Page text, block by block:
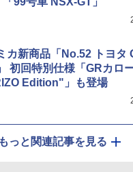
カ新商品「No.52 トヨタ
初回特別仕様「GRカロ
Edition"」も登場
もっと関連記事を見る